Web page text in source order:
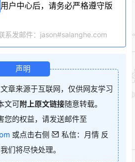
用户中心后，请务必严格遵守版
系发邮件：jason#salanghe.com
声明
章来源于互联网，仅供网友学习
文可附上原文链接随意转载。
您的权益，请发送邮件至
或点击右侧
私信：月情 反
们将尽快处理。